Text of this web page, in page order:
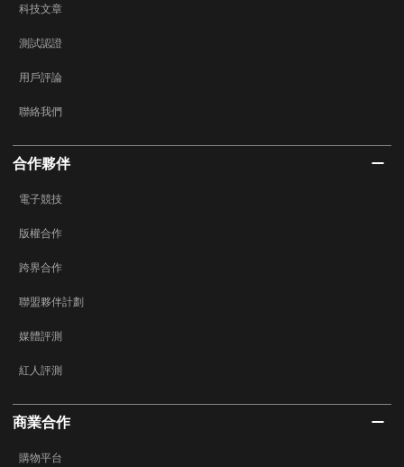
科技文章
測試認證
用戶評論
聯絡我們
合作夥伴
電子競技
版權合作
跨界合作
聯盟夥伴計劃
媒體評測
紅人評測
商業合作
購物平台